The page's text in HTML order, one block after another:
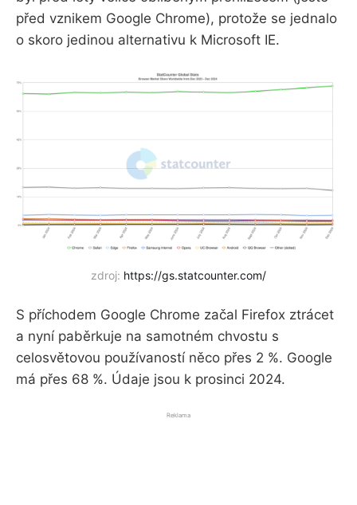
před vznikem Google Chrome), protože se jednalo
o skoro jedinou alternativu k Microsoft IE.
zdroj: https://gs.statcounter.com/
S příchodem Google Chrome začal Firefox ztrácet
a nyní paběrkuje na samotném chvostu s
celosvětovou používaností něco přes 2 %. Google
má přes 68 %. Údaje jsou k prosinci 2024.
Reklama